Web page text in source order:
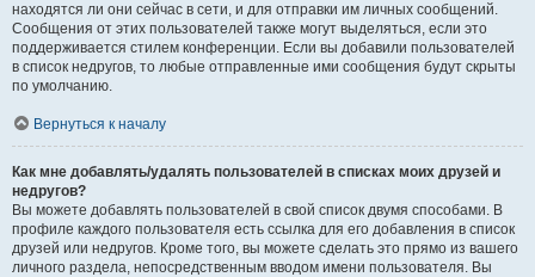
находятся ли они сейчас в сети, и для отправки им личных сообщений.
Сообщения от этих пользователей также могут выделяться, если это
поддерживается стилем конференции. Если вы добавили пользователей
в список недругов, то любые отправленные ими сообщения будут скрыты
по умолчанию.
Вернуться к началу
Как мне добавлять/удалять пользователей в списках моих друзей и
недругов?
Вы можете добавлять пользователей в свой список двумя способами. В
профиле каждого пользователя есть ссылка для его добавления в список
друзей или недругов. Кроме того, вы можете сделать это прямо из вашего
личного раздела, непосредственным вводом имени пользователя. Вы